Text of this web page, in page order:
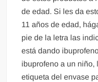
de edad. Si les da
11 años de edad,
pie de la letra las
está dando
ibuprofeno a un niño,
etiqueta del envase